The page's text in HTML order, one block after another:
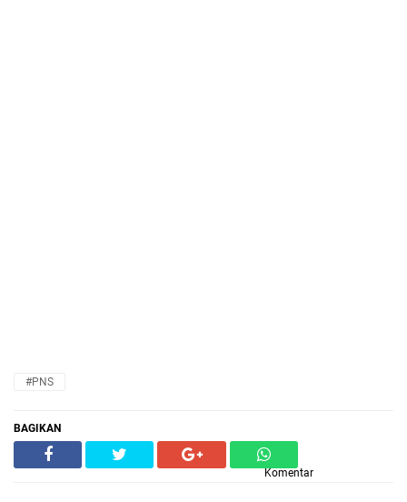
#PNS
BAGIKAN
Komentar